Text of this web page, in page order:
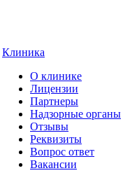
Клиника
О клинике
Лицензии
Партнеры
Надзорные органы
Отзывы
Реквизиты
Вопрос ответ
Вакансии